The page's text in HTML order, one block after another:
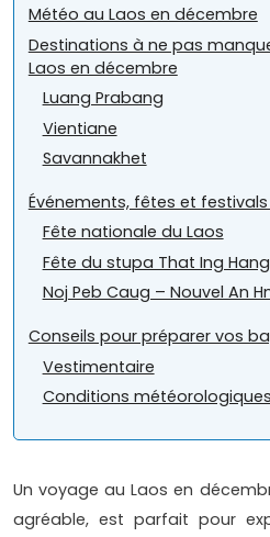
Météo au Laos en décembre
Destinations à ne pas
Laos en décembre
Luang Prabang
Vientiane
Savannakhet
Événements, fêtes et
Fête nationale du Laos
Fête du stupa That Ing Hang
Noj Peb Caug – Nouvel An
Conseils pour préparer vos
Vestimentaire
Conditions météorologiques
Un voyage au Laos en
agréable, est parfait pour